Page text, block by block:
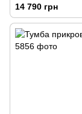
14 790 грн